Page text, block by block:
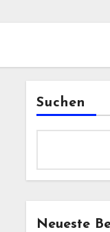
Suchen
Neueste